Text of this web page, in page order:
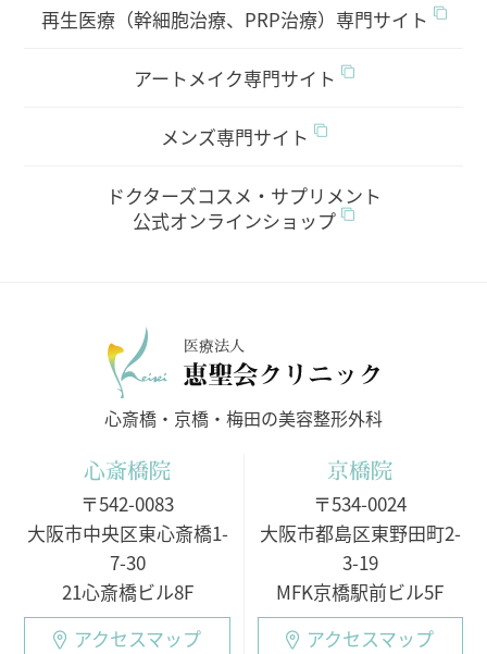
再生医療（幹細胞治療、PRP治療）専門サイト
アートメイク専門サイト
メンズ専門サイト
ドクターズコスメ・サプリメント
公式オンラインショップ
医療法人
心斎橋・京橋・梅田の美容整形外科
心斎橋院
〒542-0083
大阪市中央区東心斎橋1-
7-30
21心斎橋ビル8F
アクセスマップ
京橋院
〒534-0024
大阪市都島区東野田町2-
3-19
MFK京橋駅前ビル5F
アクセスマップ